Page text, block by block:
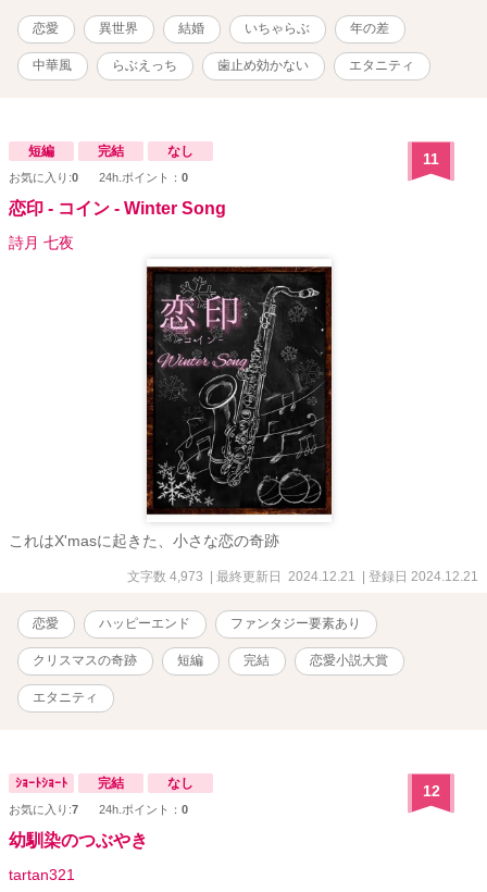
で、こちら単体でもお読みいただけます。 ☆むしろイメージを損な
う可能性がありますので、本編既読の方はご注意ください。 ムーン
ライトノベルズにも掲載中です。
恋愛 異世界 結婚 いちゃらぶ 年の差
中華風 らぶえっち 歯止め効かない エタニティ
短編 完結 なし
お気に入り:0 24h.ポイント： 0
11
恋印 - コイン - Winter Song
詩月 七夜
これはX'masに起きた、小さな恋の奇跡
文字数 4,973 | 最終更新日 2024.12.21 | 登録日 2024.12.21
恋愛 ハッピーエンド ファンタジー要素あり
クリスマスの奇跡 短編 完結 恋愛小説大賞
エタニティ
ｼｮｰﾄｼｮｰﾄ 完結 なし
お気に入り:7 24h.ポイント： 0
12
幼馴染のつぶやき
tartan321